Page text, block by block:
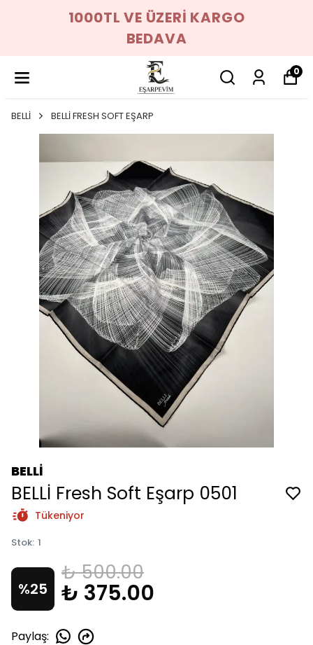
1000TL VE ÜZERİ KARGO
BEDAVA
0
BELLİ BELLİ FRESH SOFT EŞARP
BELLİ
BELLİ Fresh Soft Eşarp 0501
Tükeniyor
Stok: 1
%25
₺ 500.00
₺ 375.00
Paylaş: